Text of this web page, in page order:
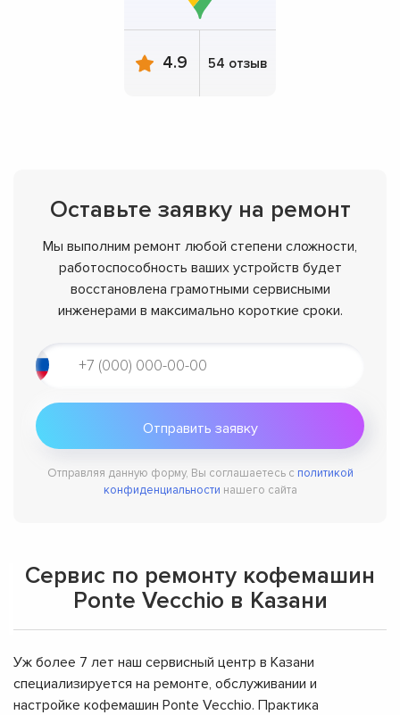
4.9 54 отзыв
Оставьте заявку на ремонт
Мы выполним ремонт любой степени сложности,
работоспособность ваших устройств будет
восстановлена грамотными сервисными
инженерами в максимально короткие сроки.
Отправляя данную форму, Вы соглашаетесь с политикой
конфиденциальности нашего сайта
Сервис по ремонту кофемашин
Ponte Vecchio в Казани
Уж более 7 лет наш сервисный центр в Казани
специализируется на ремонте, обслуживании и
настройке кофемашин Ponte Vecchio. Практика